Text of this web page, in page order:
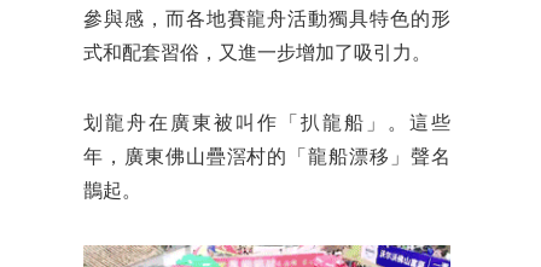
參與感，而各地賽龍舟活動獨具特色的形
式和配套習俗，又進一步增加了吸引力。
划龍舟在廣東被叫作「扒龍船」。這些
年，廣東佛山疊滘村的「龍船漂移」聲名
鵲起。